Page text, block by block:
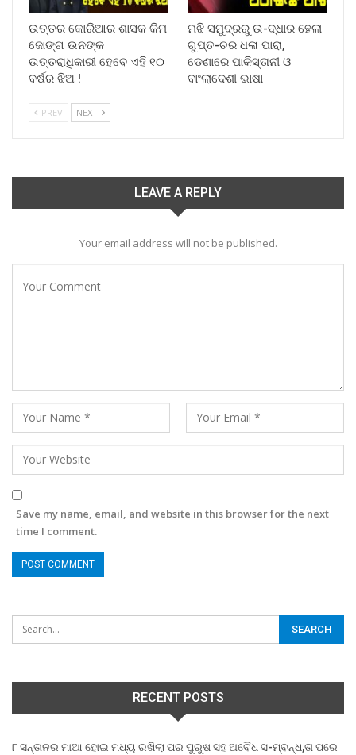
ଉତ୍ତର କୋରିଆର ଶାସକ କିମ
ଜୋଙ୍ଗ ଉନଙ୍କ
ଉତ୍ତରାଧିକାରୀ ହେବେ ଏହି ୧୦
ବର୍ଷର ଝିଅ !
ମଝି ସମୁଦ୍ରରୁ ଉ-ଦ୍ଧାର ହେଲା
ଗୁପ୍ତ-ଚର ଧଳା ପାରା,
ଡେଣାରେ ପାକିସ୍ତାନୀ ଓ
ବାଂଲାଦେଶୀ ଭାଷା
PREV NEXT
LEAVE A REPLY
Your email address will not be published.
Save my name, email, and website in this browser for the next
time I comment.
RECENT POSTS
୮ ସନ୍ତାନର ମାଆ ହୋଇ ମଧ୍ୟ ରଖିଲା ପର ପୁରୁଷ ସହ ଅବୈଧ ସ-ମ୍ବନ୍ଧ,ତା ପରେ